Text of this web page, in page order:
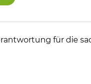
für die